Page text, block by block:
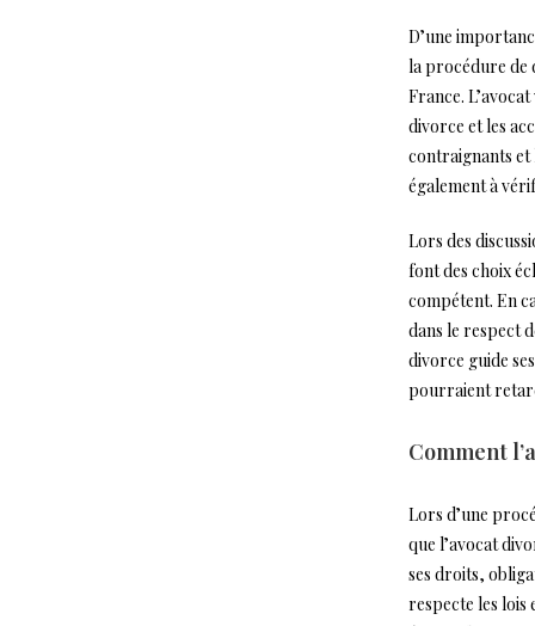
D’une
la procédure de
France.
divorce et les
contraignants et
également à
Lors des
font des choix
compétent. En
dans le respect
divorce guide
pourraient
Comment
Lors d’une
que l’avocat
ses droits,
respecte les lois